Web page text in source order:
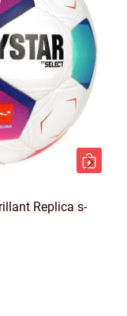
Replica s-